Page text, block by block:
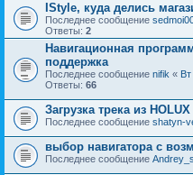
IStyle, куда делись
Последнее сообщение
Ответы: 2
Навигационная
поддержка
Последнее сообщение nifik «
Ответы: 66
Загрузка трека из
Последнее сообщение shatyn-
выбор навигатора с
Последнее сообщение